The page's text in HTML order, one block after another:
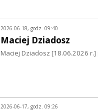
2026-06-18, godz. 09:40
Maciej Dziadosz
Maciej Dziadosz [18.06.2026
2026-06-17, godz. 09:26